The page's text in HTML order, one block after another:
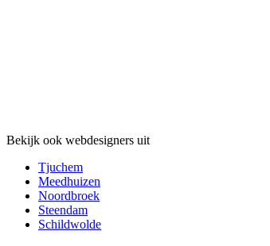
Bekijk ook webdesigners uit
Tjuchem
Meedhuizen
Noordbroek
Steendam
Schildwolde